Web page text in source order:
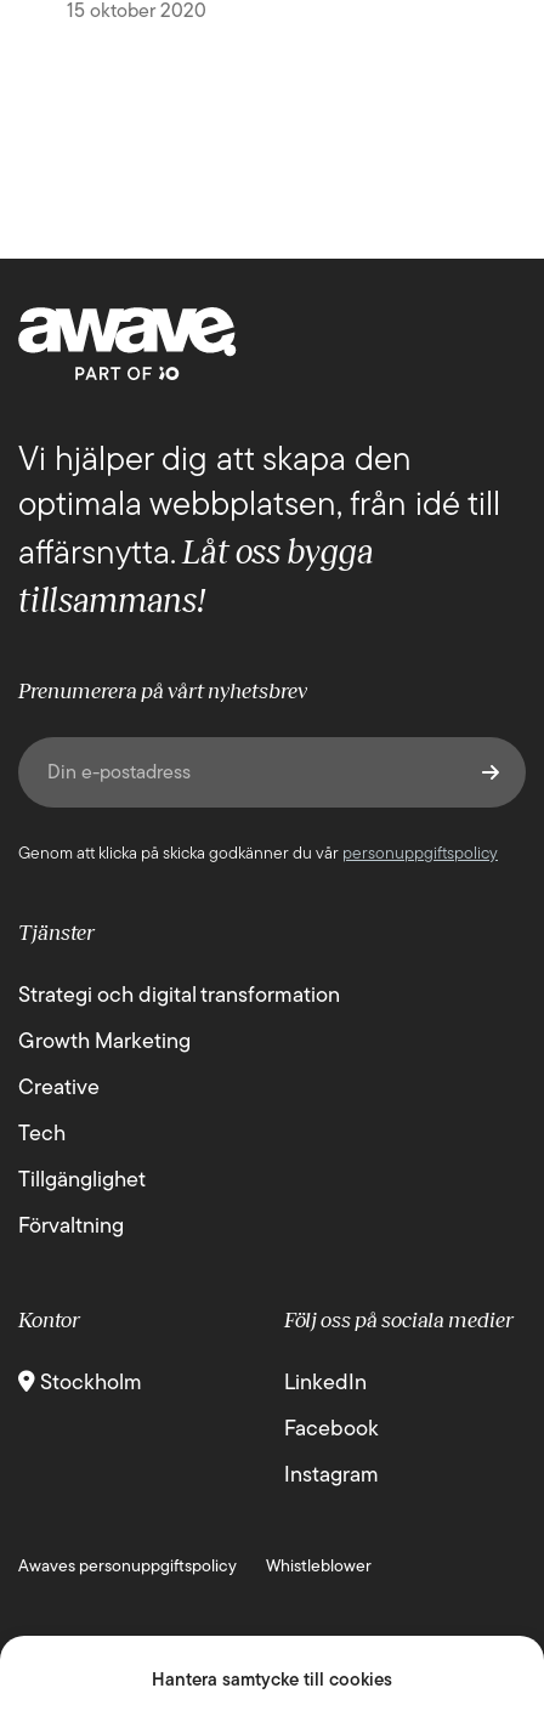
Hantera samtycke till cookies
15 oktober 2020
Vi hjälper dig att skapa den
optimala webbplatsen, från idé till
affärsnytta. Låt oss bygga
tillsammans!
Prenumerera på vårt nyhetsbrev
E-post(Obligatoriskt)
Genom att klicka på skicka godkänner du vår personuppgiftspolicy
Tjänster
Strategi och digital transformation
Growth Marketing
Creative
Tech
Tillgänglighet
Förvaltning
Kontor
Stockholm
Följ oss på sociala medier
LinkedIn
Facebook
Instagram
Awaves personuppgiftspolicy Whistleblower